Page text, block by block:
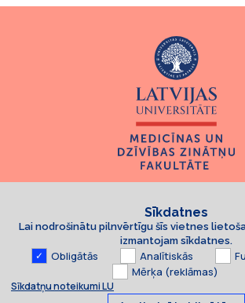
Sīkdatnes
Lai nodrošinātu pilnvērtīgu šīs vietnes
izmantojam sīkdatnes.
Obligātās Analītiskās
Mērķa (reklāmas)
Sīkdatņu noteikumi LU